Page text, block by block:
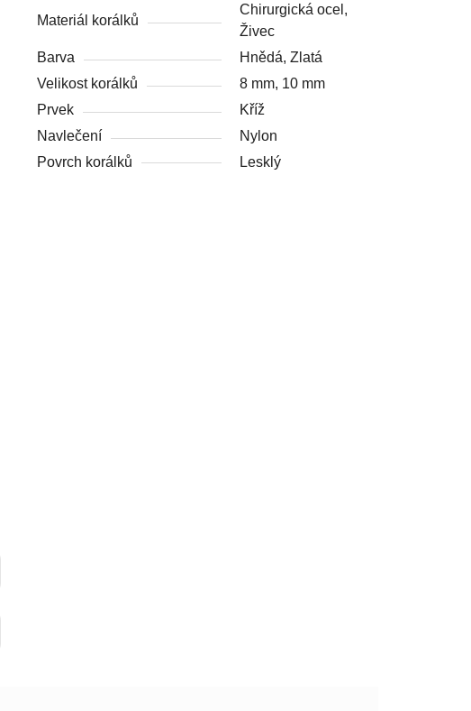
Materiál korálků
Chirurgická ocel,
Živec
Barva
Hnědá, Zlatá
Velikost korálků
8 mm, 10 mm
Prvek
Kříž
Navlečení
Nylon
Povrch korálků
Lesklý